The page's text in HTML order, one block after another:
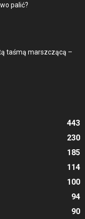
palić?
taśmą marszczącą –
443
230
185
114
100
94
90